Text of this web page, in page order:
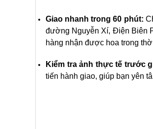
Giao nhanh trong 60 phút:
đường Nguyễn Xí, Điện Biên
hàng nhận được hoa trong
Kiểm tra ảnh thực tế trước
tiến hành giao, giúp bạn yên